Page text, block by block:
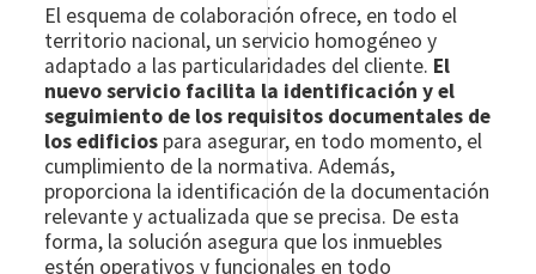
El esquema de colaboración ofrece, en todo el
territorio nacional, un servicio homogéneo y
adaptado a las particularidades del cliente. El
nuevo servicio facilita la identificación y el
seguimiento de los requisitos documentales de
los edificios para asegurar, en todo momento, el
cumplimiento de la normativa. Además,
proporciona la identificación de la documentación
relevante y actualizada que se precisa. De esta
forma, la solución asegura que los inmuebles
estén operativos y funcionales en todo